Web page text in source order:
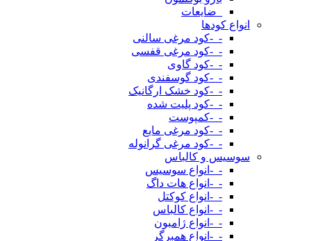
_ضایعات
انواع کودها
-_-کود مرغی سالنی
-_-کود مرغی قفسی
-_-کود گاوی
-_-کود گوسفندی
-_-کود خشک ارگانیک
-_-کود پلیت شده
-_-کمپوست
-_-کود مرغی مایع
-_-کود مرغی گرانوله
سوسیس و کالباس
-_-انواع سوسیس
-_-انواع هات داگ
-_-انواع کوکتل
-_-انواع کالباس
-_-انواع ژامبون
-_-انواع همبرگر